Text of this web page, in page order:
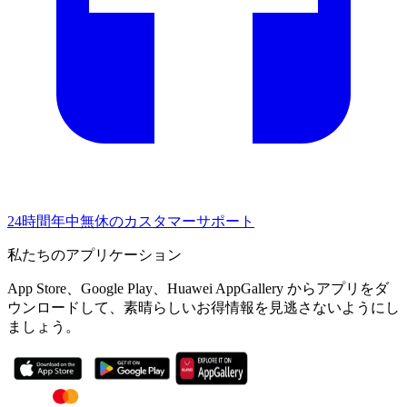
24時間年中無休のカスタマーサポート
私たちのアプリケーション
App Store、Google Play、Huawei AppGallery からアプリをダ
ウンロードして、素晴らしいお得情報を見逃さないようにし
ましょう。